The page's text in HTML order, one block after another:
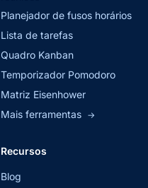
Planejador de fusos horários
Lista de tarefas
Quadro Kanban
Temporizador Pomodoro
Matriz Eisenhower
Mais ferramentas →
Recursos
Blog